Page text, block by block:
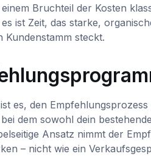
Bruchteil der Kosten
ist Zeit, das starke,
Kundenstamm steckt.
es, den
dem sowohl dein
Ansatz nimmt der
– nicht wie ein